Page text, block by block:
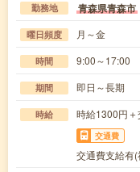
勤務地 青森県青森市
曜日頻度 月～金
時間 9:00～17:00
期間 即日～長期
時給 時給1300円＋
交通費
交通費支給有